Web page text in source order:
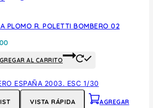
PLOMO R. POLETTI BOMBERO 02
AL CARRITO
VISTA RÁPIDA AGREGAR